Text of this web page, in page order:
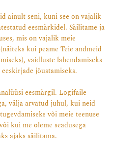
ainult seni, kuni see on vajalik
eesmärkidel. Säilitame ja
mis on vajalik meie
kui peame Teie andmeid
vaidluste lahendamiseks
jõustamiseks.
eesmärgil. Logifaile
välja arvatud juhul, kui neid
või meie teenuse
kui me oleme seadusega
ajaks säilitama.